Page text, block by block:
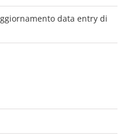
data entry di